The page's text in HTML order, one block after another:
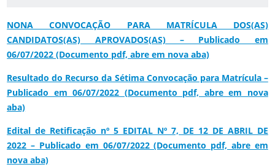
NONA CONVOCAÇÃO PARA MATRÍCULA DOS(AS)
CANDIDATOS(AS) APROVADOS(AS) – Publicado em
06/07/2022 (Documento pdf, abre em nova aba)
Resultado do Recurso da Sétima Convocação para Matrícula –
Publicado em 06/07/2022 (Documento pdf, abre em nova
aba)
Edital de Retificação nº 5 EDITAL Nº 7, DE 12 DE ABRIL DE
2022 – Publicado em 06/07/2022 (Documento pdf, abre em
nova aba)